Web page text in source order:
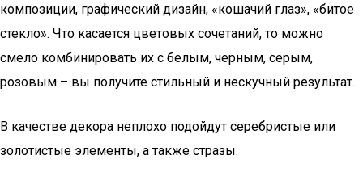
композиции, графический дизайн, «кошачий глаз», «битое
стекло». Что касается цветовых сочетаний, то можно
смело комбинировать их с белым, черным, серым,
розовым – вы получите стильный и нескучный результат.
В качестве декора неплохо подойдут серебристые или
золотистые элементы, а также стразы.